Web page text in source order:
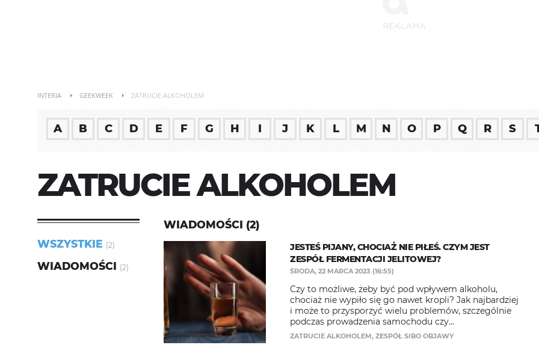
INTERIA GEEKWEEK ZATRUCIE ALKOHOLEM
A B C D E F G H I J K L M N O P Q R S
ZATRUCIE ALKOHOLEM
WSZYSTKIE (2)
WIADOMOŚCI (2)
WIADOMOŚCI (2)
JESTEŚ PIJANY, CHOCIAŻ NIE PIŁEŚ. CZYM JEST
ZESPÓŁ FERMENTACJI JELITOWEJ?
ŚRODA, 22 MARCA 2023 (16:55)
Czy to możliwe, żeby być pod wpływem alkoholu,
chociaż nie wypiło się go nawet kropli? Jak najbardziej
i może to przysporzyć wielu problemów, szczególnie
podczas prowadzenia samochodu czy...
ZATRUCIE ALKOHOLEM, ZESPÓŁ SIBO OBJAWY